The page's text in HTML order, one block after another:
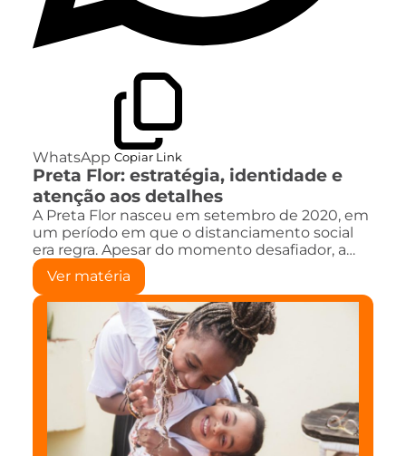
WhatsApp Copiar Link
Preta Flor: estratégia, identidade e
atenção aos detalhes
A Preta Flor nasceu em setembro de 2020, em
um período em que o distanciamento social
era regra. Apesar do momento desafiador, a…
Ver matéria